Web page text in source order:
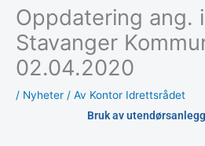
Oppdatering ang.
Stavanger
02.04.2020
/ Nyheter / Av Kontor Idrettsrådet
Bruk av